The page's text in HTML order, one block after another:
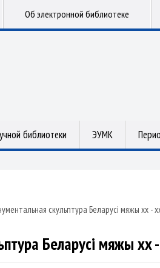
Об электронной библиотеке
библиотеки ЭУМК
скульптура Беларусі мяжы xx -
Беларусі мяжы xx